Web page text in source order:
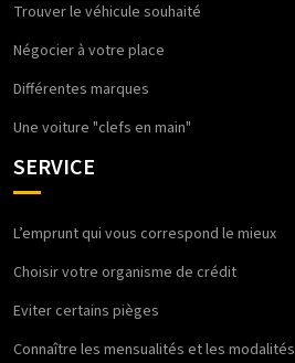
Trouver le véhicule souhaité
Négocier à votre place
Différentes marques
Une voiture "clefs en main"
SERVICE
L’emprunt qui vous correspond le mieux
Choisir votre organisme de crédit
Eviter certains pièges
Connaître les mensualités et les modalités